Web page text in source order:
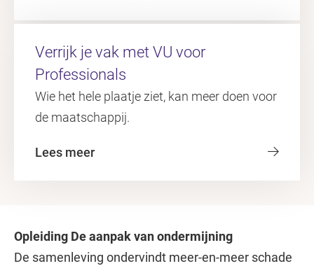
Verrijk je vak met VU voor
Professionals
Wie het hele plaatje ziet, kan meer doen voor
de maatschappij.
Lees meer
Opleiding De aanpak van ondermijning
De samenleving ondervindt meer-en-meer schade